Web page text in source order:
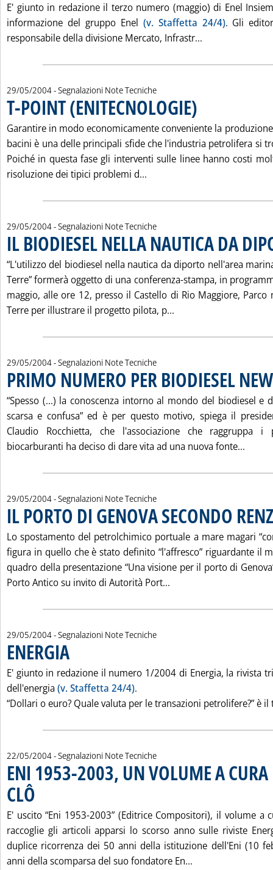
E' giunto in redazione il terzo numero (maggio) di Enel
informazione del gruppo Enel (v. Staffetta 24/4). Gli
responsabile della divisione Mercato, Infrastr...
29/05/2004- Segnalazioni Note Tecniche
T-POINT (ENITECNOLOGIE)
. Pubblicata sabato 29 maggio 2004 alle 14.57.
Garantire in modo economicamente conveniente la
bacini è una delle principali sfide che l'industria petrolifera si
Poiché in questa fase gli interventi sulle linee hanno costi
risoluzione dei tipici problemi d...
29/05/2004- Segnalazioni Note Tecniche
IL BIODIESEL NELLA NAUTICA DA
“L'utilizzo del biodiesel nella nautica da diporto nell'area
Terre” formerà oggetto di una conferenza-stampa, in
maggio, alle ore 12, presso il Castello di Rio Maggiore, Parco
Terre per illustrare il progetto pilota, p...
29/05/2004- Segnalazioni Note Tecniche
PRIMO NUMERO PER BIODIESEL
“Spesso (…) la conoscenza intorno al mondo del biodiesel e
scarsa e confusa” ed è per questo motivo, spiega il
Claudio Rocchietta, che l'associazione che raggruppa
biocarburanti ha deciso di dare vita ad una nuova fonte...
29/05/2004- Segnalazioni Note Tecniche
IL PORTO DI GENOVA SECONDO
Lo spostamento del petrolchimico portuale a mare magari
figura in quello che è stato definito “l'affresco” riguardante il
quadro della presentazione “Una visione per il porto di
Porto Antico su invito di Autorità Port...
29/05/2004- Segnalazioni Note Tecniche
ENERGIA
E' giunto in redazione il numero 1/2004 di Energia, la rivista
dell'energia(v. Staffetta 24/4).
“Dollari o euro? Quale valuta per le transazioni petrolifere?” è
22/05/2004- Segnalazioni Note Tecniche
ENI 1953-2003, UN VOLUME A CURA
CLÔ
E' uscito “Eni 1953-2003” (Editrice Compositori), il volume a
raccoglie gli articoli apparsi lo scorso anno sulle riviste
duplice ricorrenza dei 50 anni della istituzione dell'Eni (10
anni della scomparsa del suo fondatore En...